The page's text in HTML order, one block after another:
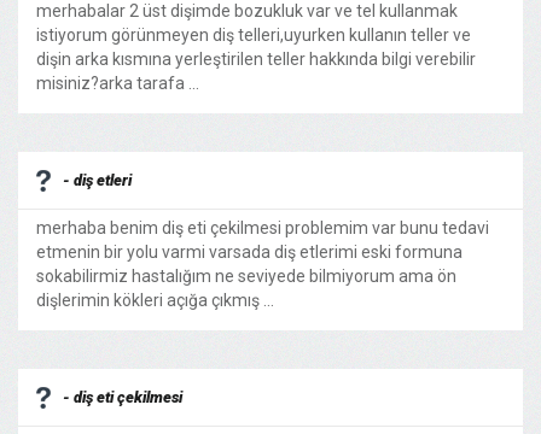
merhabalar 2 üst dişimde bozukluk var ve tel kullanmak
istiyorum görünmeyen diş telleri,uyurken kullanın teller ve
dişin arka kısmına yerleştirilen teller hakkında bilgi verebilir
misiniz?arka tarafa ...
- diş etleri
merhaba benim diş eti çekilmesi problemim var bunu tedavi
etmenin bir yolu varmi varsada diş etlerimi eski formuna
sokabilirmiz hastalığım ne seviyede bilmiyorum ama ön
dişlerimin kökleri açığa çıkmış ...
- diş eti çekilmesi